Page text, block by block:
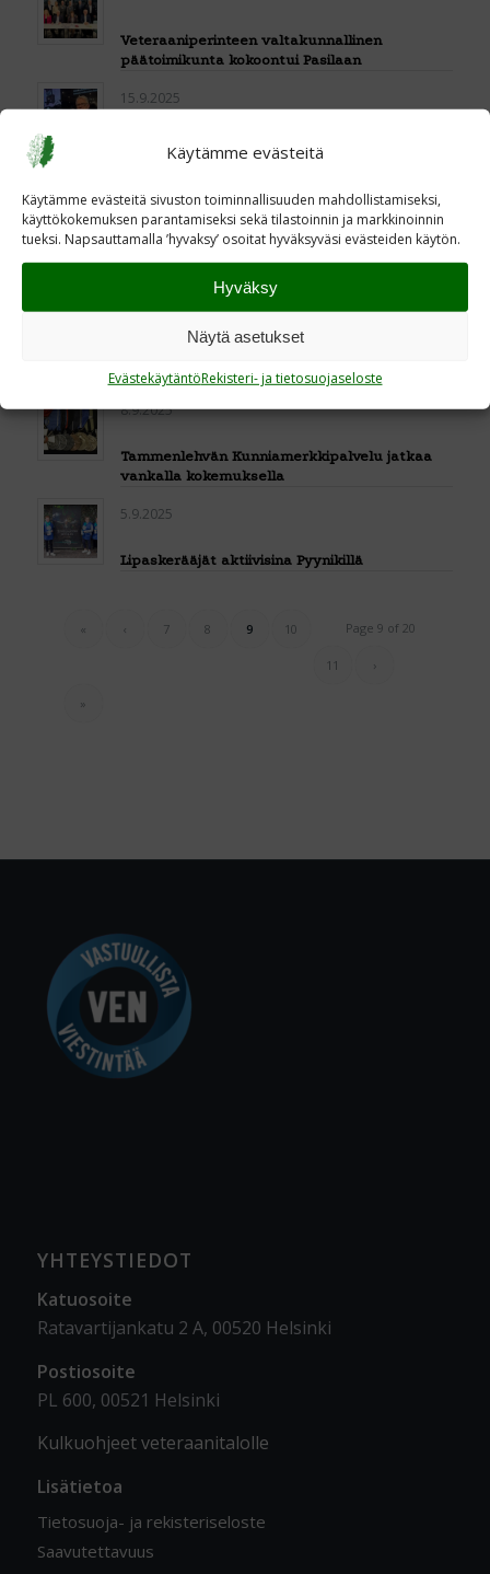
Käytämme evästeitä
Käytämme evästeitä sivuston toiminnallisuuden mahdollistamiseksi,
käyttökokemuksen parantamiseksi sekä tilastoinnin ja markkinoinnin
tueksi. Napsauttamalla ’hyvaksy’ osoitat hyväksyväsi evästeiden käytön.
Hyväksy
Näytä asetukset
EvästekäytäntöRekisteri- ja tietosuojaseloste
Veteraaniperinteen valtakunnallinen
päätoimikunta kokoontui Pasilaan
15.9.2025
tuuriakin on tarvittu
11.9.2025
Veteraaneja kunnioitetaan omilla
postimerkeillä
Sodasta selviytymisen salaisuus -
perinneseminaari
8.9.2025
Tammenlehvän Kunniamerkkipalvelu jatkaa
vankalla kokemuksella
5.9.2025
Lipaskerääjät aktiivisina Pyynikillä
Page 9 of 20
« ‹ 7 8 9 10
11 ›
»
YHTEYSTIEDOT
Katuosoite
Ratavartijankatu 2 A, 00520 Helsinki
Postiosoite
PL 600, 00521 Helsinki
Kulkuohjeet veteraanitalolle
Lisätietoa
Tietosuoja- ja rekisteriseloste
Saavutettavuus